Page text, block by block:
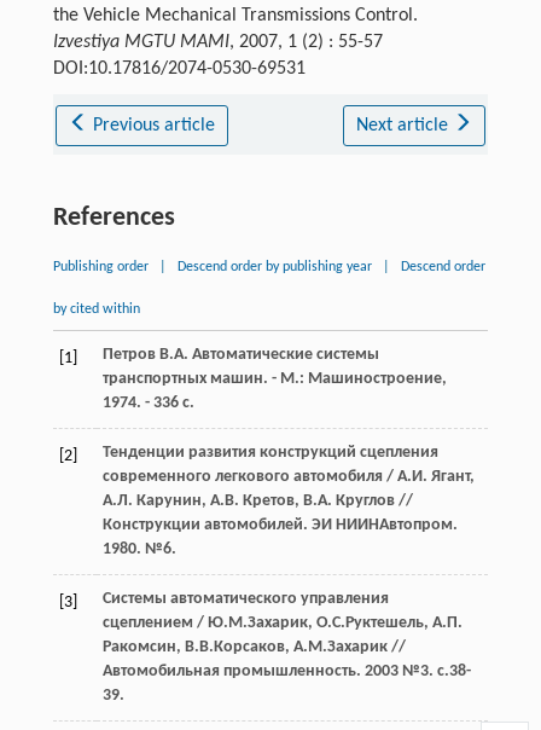
the Vehicle Mechanical Transmissions Control.
Izvestiya MGTU MAMI, 2007, 1 (2) : 55-57
DOI:10.17816/2074-0530-69531
Previous article Next article
References
Publishing order Descend order by publishing year Descend order
by cited within
[1]
Петров В.А. Автоматические системы
транспортных машин. - М.: Машиностроение,
1974. - 336 с.
[2]
Тенденции развития конструкций сцепления
современного легкового автомобиля / А.И. Ягант,
А.Л. Карунин, А.В. Кретов, В.А. Круглов //
Конструкции автомобилей. ЭИ НИИНАвтопром.
1980. №6.
[3]
Системы автоматического управления
сцеплением / Ю.М.Захарик, О.С.Руктешель, А.П.
Ракомсин, В.В.Корсаков, А.М.Захарик //
Автомобильная промышленность. 2003 №3. с.38-
39.